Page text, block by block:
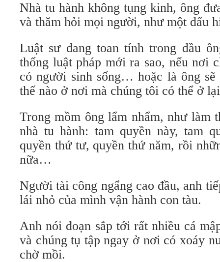
Nhà tu hành không tụng kinh, ông
và thăm hỏi mọi người, như một dấu
Luật sư đang toan tính trong đầu
thống luật pháp mới ra sao, nếu nơi
có người sinh sống… hoặc là ông
thế nào ở nơi mà chúng tôi có thể ở
Trong mồm ông lẩm nhẩm, như làm
nhà tu hành: tam quyền này, tam
quyền thứ tư, quyền thứ năm, rồi
nữa…
Người tài công ngẩng cao đầu, anh
lái nhỏ của mình vận hành con tàu.
Anh nói đoạn sắp tới rất nhiều cá
và chúng tụ tập ngay ở nơi có xoáy
chờ mồi.